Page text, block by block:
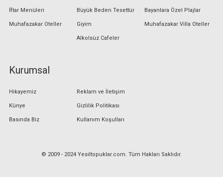
İftar Menüleri
Muhafazakar Oteller
Büyük Beden Tesettür
Giyim
Alkolsüz Cafeler
Bayanlara Özel Plajlar
Muhafazakar Villa Oteller
Kurumsal
Hikayemiz
Künye
Basında Biz
Reklam ve İletişim
Gizlilik Politikası
Kullanım Koşulları
© 2009 - 2024 Yesiltopuklar.com. Tüm Hakları Saklıdır.